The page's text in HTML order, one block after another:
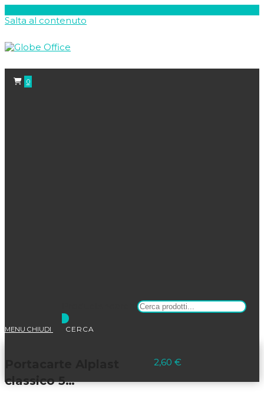
Salta al contenuto
0
MENU CHIUDI
classico 5…
2,60€